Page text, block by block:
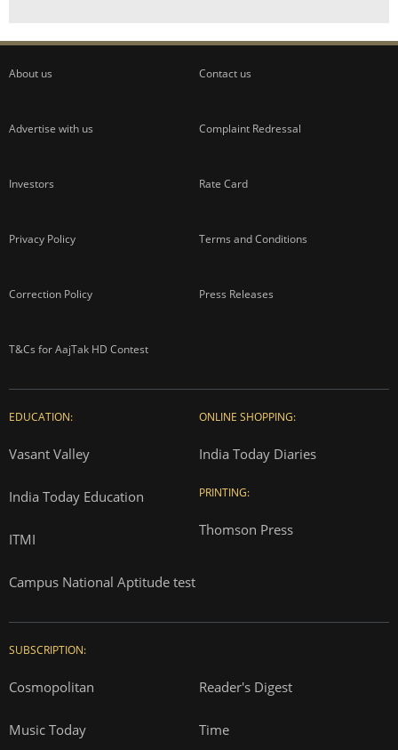
About us Contact us
Advertise with us Complaint Redressal
Investors Rate Card
Privacy Policy Terms and Conditions
Correction Policy Press Releases
T&Cs for AajTak HD Contest
EDUCATION:
Vasant Valley
India Today Education
ITMI
Campus National Aptitude test
ONLINE SHOPPING:
India Today Diaries
PRINTING:
Thomson Press
SUBSCRIPTION:
Cosmopolitan Reader's Digest
Music Today Time